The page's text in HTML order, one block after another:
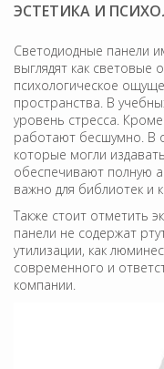
ЭСТЕТИКА И
Светодиодные панели
выглядят как световые
психологическое
пространства. В
уровень стресса.
работают бесшумно. В
которые могли
обеспечивают полную
важно для библиотек и
Также стоит отметить
панели не содержат
утилизации, как
современного и
компании.